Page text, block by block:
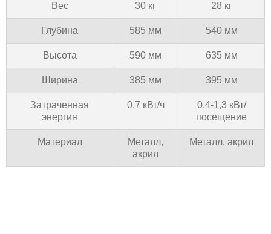
Вес 30 кг 28 кг
Глубина 585 мм 540 мм
Высота 590 мм 635 мм
Ширина 385 мм 395 мм
Затраченная
энергия
0,7 кВт/ч
0,4-1,3 кВт/
посещение
Материал
Металл,
акрил
Металл, акрил